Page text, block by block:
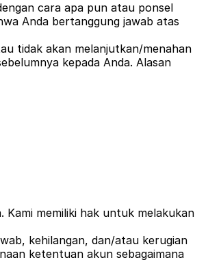
cara apa pun atau ponsel
Anda bertanggung jawab atas
tidak akan melanjutkan/menahan
kepada Anda. Alasan
Kami memiliki hak untuk melakukan
kehilangan, dan/atau kerugian
ketentuan akun sebagaimana